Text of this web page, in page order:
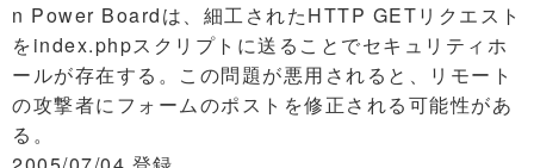
n Power Boardは、細工されたHTTP GETリクエスト
をindex.phpスクリプトに送ることでセキュリティホ
ールが存在する。この問題が悪用されると、リモート
の攻撃者にフォームのポストを修正される可能性があ
る。